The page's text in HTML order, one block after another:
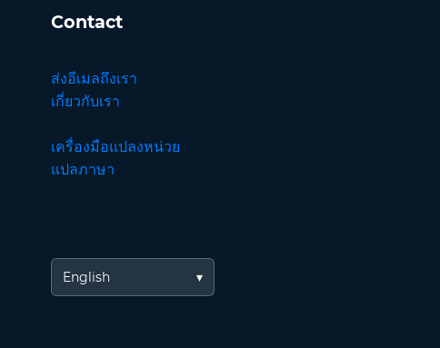
Contact
ส่งอีเมลถึงเรา
เกี่ยวกับเรา
เครื่องมือแปลงหน่วย
แปลภาษา
English